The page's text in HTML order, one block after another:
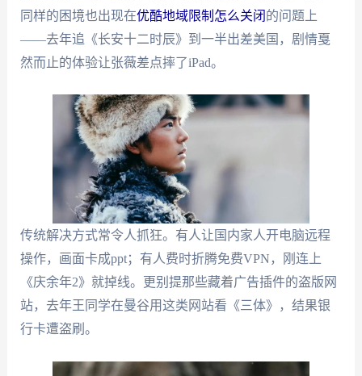
同样的困境也出现在优酷地域限制怎么关闭 的问题上
——去年追《长安十二时辰》到一半出差美国，剧情戛
然而止的体验让张薇差点摔了iPad。
传统解决方式常令人抓狂。有人让国内家人开电脑远程
操作，画面卡成ppt；有人费时折腾免费VPN，刚连上
《庆余年2》就掉线。更别提那些藏着广告插件的盗版网
站，去年王同学在曼谷用这类网站看《三体》，结果银
行卡遭盗刷。